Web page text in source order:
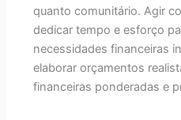
quanto comunitário. Agir
dedicar tempo e esforço
necessidades financeiras
elaborar orçamentos
financeiras ponderadas e